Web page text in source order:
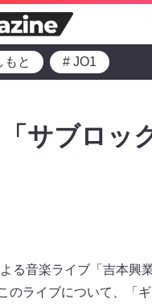
もと # JO1
サブロッ
る音楽ライブ「吉本興
のライブについて、「